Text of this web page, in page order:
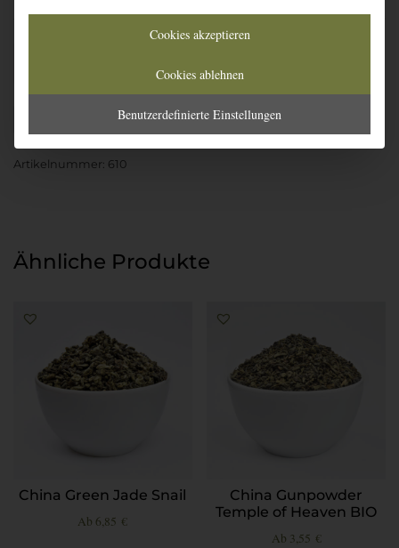
Auf die Wunschliste
Ab13,05€
Dragon
Pearls
„Zhen
Artikelnummer: 610
Ähnliche Produkte
China Green Jade Snail
Ab 6,85 €
China Gunpowder
Temple of Heaven BIO
Ab 3,55 €
Cookies akzeptieren
Cookies ablehnen
Benutzerdefinierte Einstellungen